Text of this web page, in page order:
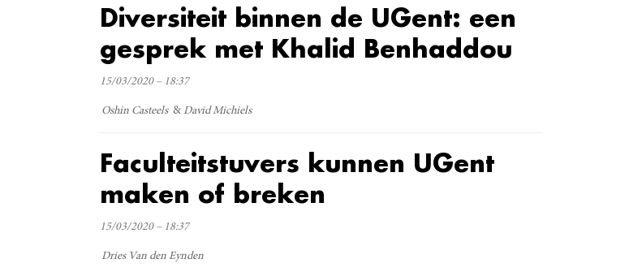
Diversiteit binnen de UGent: een
gesprek met Khalid Benhaddou
15/03/2020 – 18:37
Oshin Casteels David Michiels
Faculteitstuvers kunnen UGent
maken of breken
15/03/2020 – 18:37
Dries Van den Eynden